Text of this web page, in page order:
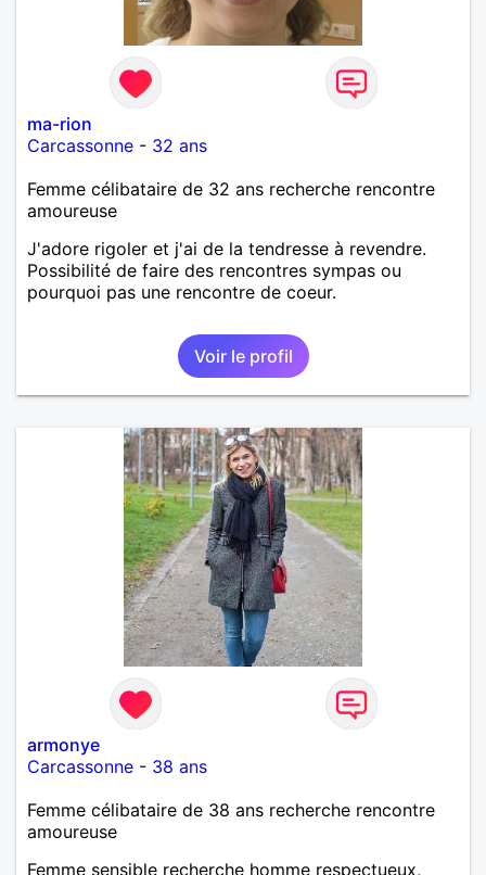
ma-rion
Carcassonne - 32 ans
Femme célibataire de 32 ans recherche rencontre
amoureuse
J'adore rigoler et j'ai de la tendresse à revendre.
Possibilité de faire des rencontres sympas ou
pourquoi pas une rencontre de coeur.
Voir le profil
armonye
Carcassonne - 38 ans
Femme célibataire de 38 ans recherche rencontre
amoureuse
Femme sensible recherche homme respectueux,